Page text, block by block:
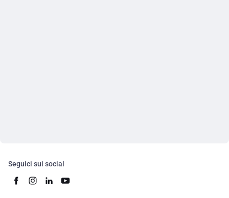
Seguici sui social